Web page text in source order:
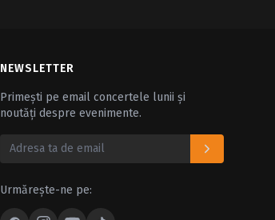
NEWSLETTER
Primești pe email concertele lunii și
noutăți despre evenimente.
Urmărește-ne pe: